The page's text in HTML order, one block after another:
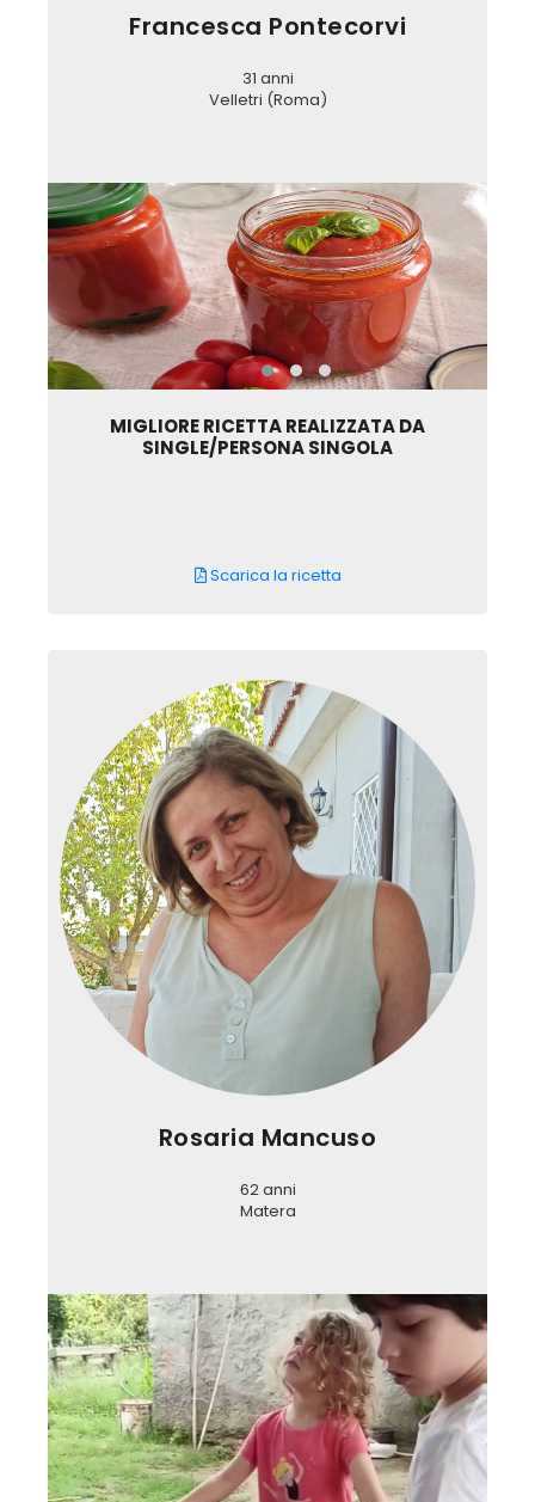
Francesca Pontecorvi
31 anni
Velletri (Roma)
MIGLIORE RICETTA REALIZZATA DA
SINGLE/PERSONA SINGOLA
Scarica la ricetta
Rosaria Mancuso
62 anni
Matera